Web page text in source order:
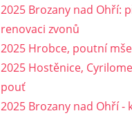
2025 Brozany nad Ohří:
renovaci zvonů
2025 Hrobce, poutní
2025 Hostěnice,
pouť
2025 Brozany nad Ohří -